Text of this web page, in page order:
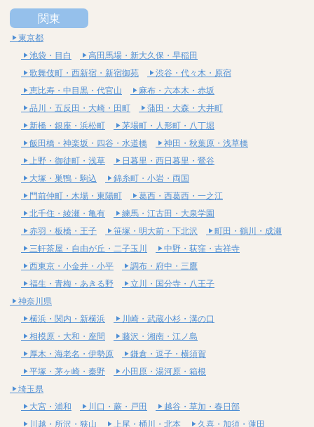
関東
東京都
池袋・目白
高田馬場・新大久保・早稲田
歌舞伎町・西新宿・新宿御苑
渋谷・代々木・原宿
恵比寿・中目黒・代官山
麻布・六本木・赤坂
品川・五反田・大崎・田町
蒲田・大森・大井町
新橋・銀座・浜松町
茅場町・人形町・八丁堀
飯田橋・神楽坂・四谷・水道橋
神田・秋葉原・浅草橋
上野・御徒町・浅草
日暮里・西日暮里・鶯谷
大塚・巣鴨・駒込
錦糸町・小岩・両国
門前仲町・木場・東陽町
葛西・西葛西・一之江
北千住・綾瀬・亀有
練馬・江古田・大泉学園
赤羽・板橋・王子
笹塚・明大前・下北沢
町田・鶴川・成瀬
三軒茶屋・自由が丘・二子玉川
中野・荻窪・吉祥寺
西東京・小金井・小平
調布・府中・三鷹
福生・青梅・あきる野
立川・国分寺・八王子
神奈川県
横浜・関内・新横浜
川崎・武蔵小杉・溝の口
相模原・大和・座間
藤沢・湘南・江ノ島
厚木・海老名・伊勢原
鎌倉・逗子・横須賀
平塚・茅ヶ崎・秦野
小田原・湯河原・箱根
埼玉県
大宮・浦和
川口・蕨・戸田
越谷・草加・春日部
川越・所沢・狭山
上尾・桶川・北本 久喜・加須・蓮田